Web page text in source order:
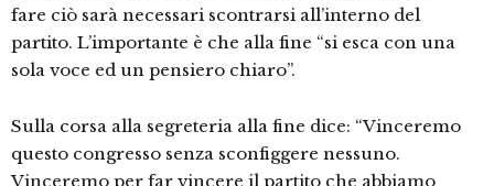
fare ciò sarà necessari scontrarsi all’interno del
partito. L’importante è che alla fine “si esca con una
sola voce ed un pensiero chiaro”.
Sulla corsa alla segreteria alla fine dice: “Vinceremo
questo congresso senza sconfiggere nessuno.
Vinceremo per far vincere il partito che abbiamo